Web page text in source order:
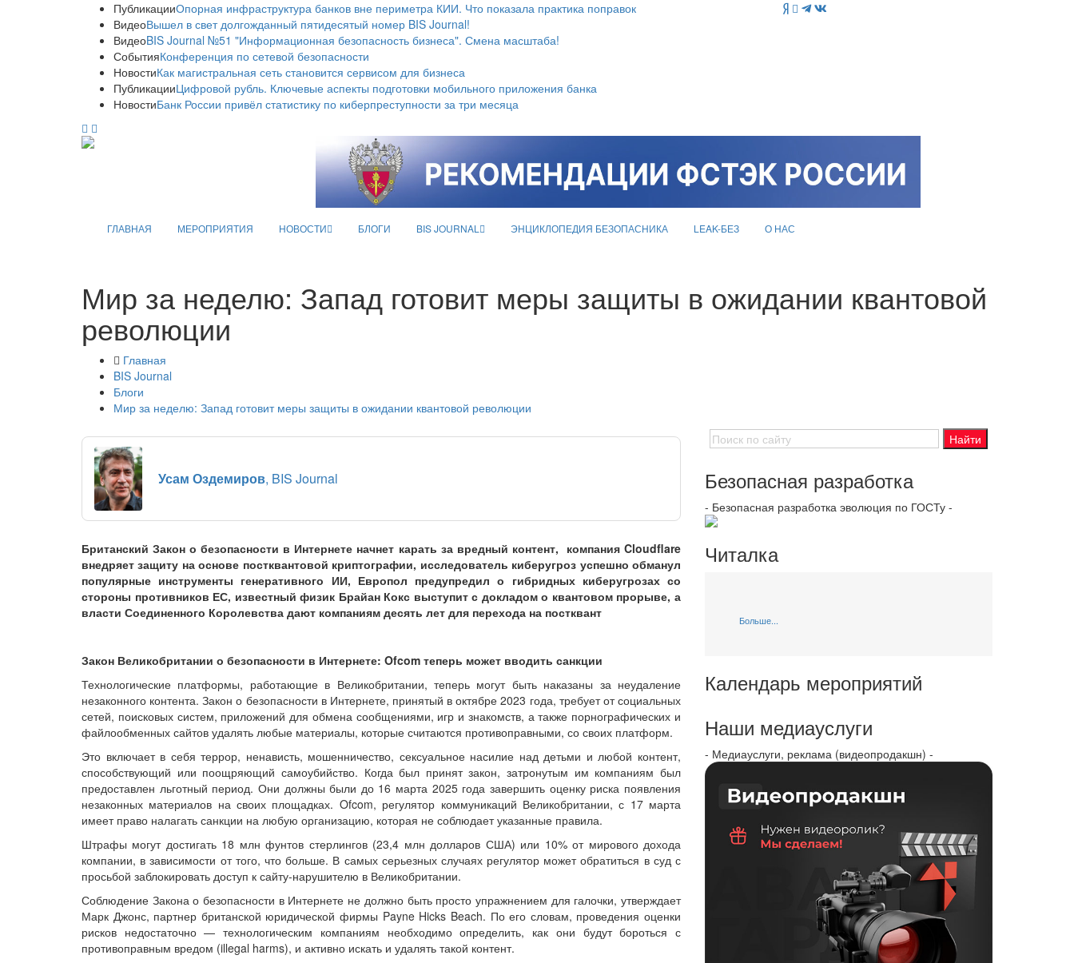
ПубликацииОпорная инфраструктура банков вне периметра КИИ. Что показала практика поправок
ВидеоВышел в свет долгожданный пятидесятый номер BIS Journal!
ВидеоBIS Journal №51 "Информационная безопасность бизнеса". Смена масштаба!
СобытияКонференция по сетевой безопасности
НовостиКак магистральная сеть становится сервисом для бизнеса
ПубликацииЦифровой рубль. Ключевые аспекты подготовки мобильного приложения банка
НовостиБанк России привёл статистику по киберпреступности за три месяца
ГЛАВНАЯ МЕРОПРИЯТИЯ НОВОСТИ БЛОГИ BIS JOURNAL ЭНЦИКЛОПЕДИЯ БЕЗОПАСНИКА LEAK-БЕЗ О НАС
Мир за неделю: Запад готовит меры защиты в ожидании квантовой
революции
Главная
BIS Journal
Блоги
Мир за неделю: Запад готовит меры защиты в ожидании квантовой революции
Усам Оздемиров, BIS Journal
Британский Закон о безопасности в Интернете начнет карать за вредный контент, компания Cloudflare
внедряет защиту на основе постквантовой криптографии, исследователь киберугроз успешно обманул
популярные инструменты генеративного ИИ, Европол предупредил о гибридных киберугрозах со
стороны противников ЕС, известный физик Брайан Кокс выступит с докладом о квантовом прорыве, а
власти Соединенного Королевства дают компаниям десять лет для перехода на постквант
Закон Великобритании о безопасности в Интернете: Ofcom теперь может вводить санкции
Технологические платформы, работающие в Великобритании, теперь могут быть наказаны за неудаление
незаконного контента. Закон о безопасности в Интернете, принятый в октябре 2023 года, требует от социальных
сетей, поисковых систем, приложений для обмена сообщениями, игр и знакомств, а также порнографических и
файлообменных сайтов удалять любые материалы, которые считаются противоправными, со своих платформ.
Это включает в себя террор, ненависть, мошенничество, сексуальное насилие над детьми и любой контент,
способствующий или поощряющий самоубийство. Когда был принят закон, затронутым им компаниям был
предоставлен льготный период. Они должны были до 16 марта 2025 года завершить оценку риска появления
незаконных материалов на своих площадках. Ofcom, регулятор коммуникаций Великобритании, с 17 марта
имеет право налагать санкции на любую организацию, которая не соблюдает указанные правила.
Штрафы могут достигать 18 млн фунтов стерлингов (23,4 млн долларов США) или 10% от мирового дохода
компании, в зависимости от того, что больше. В самых серьезных случаях регулятор может обратиться в суд с
просьбой заблокировать доступ к сайту-нарушителю в Великобритании.
Соблюдение Закона о безопасности в Интернете не должно быть просто упражнением для галочки, утверждает
Марк Джонс, партнер британской юридической фирмы Payne Hicks Beach. По его словам, проведения оценки
рисков недостаточно — технологическим компаниям необходимо определить, как они будут бороться с
противоправным вредом (illegal harms), и активно искать и удалять такой контент.
Безопасная разработка
- Безопасная разработка эволюция по ГОСТу -
Читалка
Больше...
Календарь мероприятий
Наши медиауслуги
- Медиауслуги, реклама (видеопродакшн) -